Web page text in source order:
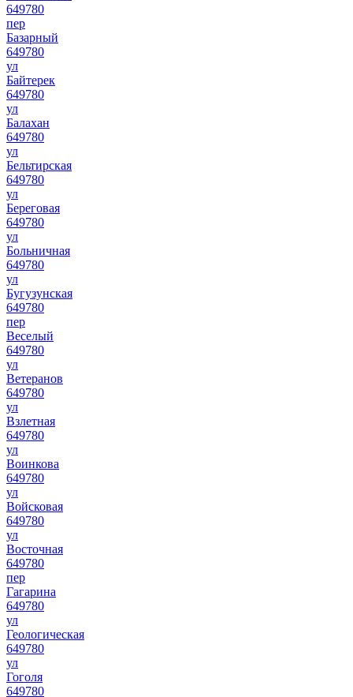
649780
пер
Базарный
649780
ул
Байтерек
649780
ул
Балахан
649780
ул
Бельтирская
649780
ул
Береговая
649780
ул
Больничная
649780
ул
Бугузунская
649780
пер
Веселый
649780
ул
Ветеранов
649780
ул
Взлетная
649780
ул
Воинкова
649780
ул
Войсковая
649780
ул
Восточная
649780
пер
Гагарина
649780
ул
Геологическая
649780
ул
Гоголя
649780